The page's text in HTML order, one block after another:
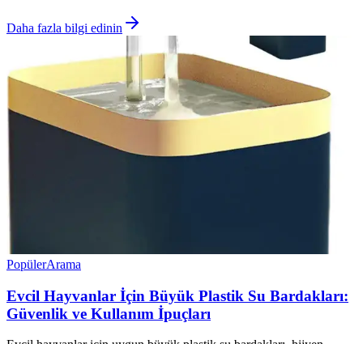
Daha fazla bilgi edinin
PopülerArama
Evcil Hayvanlar İçin Büyük Plastik Su Bardakları:
Güvenlik ve Kullanım İpuçları